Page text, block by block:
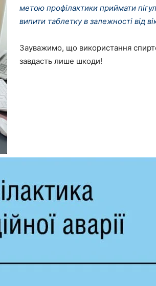
метою профілактики приймати
випити таблетку в залежності від
Зауважимо, що використання
завдасть лише шкоди!